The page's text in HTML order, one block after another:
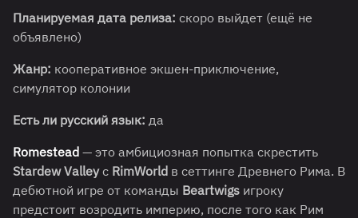
Планируемая дата релиза: скоро выйдет (ещё не
объявлено)
Жанр: кооперативное экшен-приключение,
симулятор колонии
Есть ли русский язык: да
Romestead — это амбициозная попытка скрестить
Stardew Valleyс RimWorld в сеттинге Древнего Рима. В
дебютной игре от команды Beartwigs игроку
предстоит возродить империю, после того как Рим